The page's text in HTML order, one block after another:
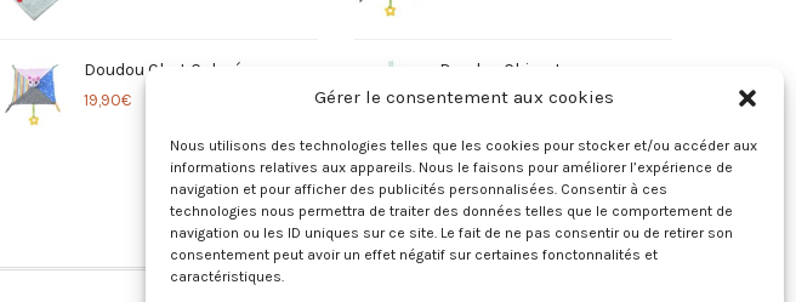
Gérer le consentement aux cookies
Nous utilisons des technologies telles que les cookies pour stocker et/ou accéder aux
informations relatives aux appareils. Nous le faisons pour améliorer l’expérience de
navigation et pour afficher des publicités personnalisées. Consentir à ces
technologies nous permettra de traiter des données telles que le comportement de
navigation ou les ID uniques sur ce site. Le fait de ne pas consentir ou de retirer son
consentement peut avoir un effet négatif sur certaines fonctonnalités et
caractéristiques.
Doudou Chat Coloré
19,90€
Doudou Chien Jaune